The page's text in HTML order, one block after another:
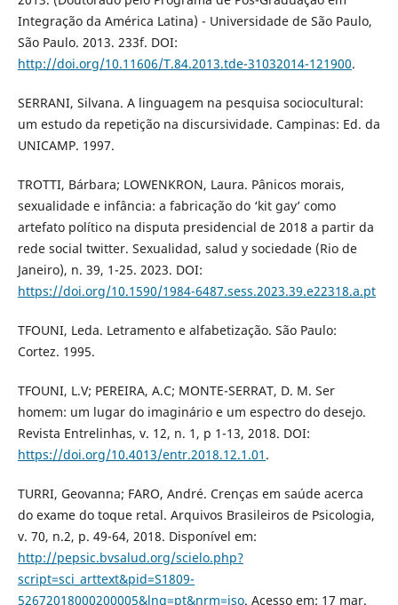
Integração da América Latina) - Universidade de São Paulo,
São Paulo. 2013. 233f. DOI:
http://doi.org/10.11606/T.84.2013.tde-31032014-121900.
SERRANI, Silvana. A linguagem na pesquisa sociocultural:
um estudo da repetição na discursividade. Campinas: Ed. da
UNICAMP. 1997.
TROTTI, Bárbara; LOWENKRON, Laura. Pânicos morais,
sexualidade e infância: a fabricação do ‘kit gay’ como
artefato político na disputa presidencial de 2018 a partir da
rede social twitter. Sexualidad, salud y sociedade (Rio de
Janeiro), n. 39, 1-25. 2023. DOI:
https://doi.org/10.1590/1984-6487.sess.2023.39.e22318.a.pt
TFOUNI, Leda. Letramento e alfabetização. São Paulo:
Cortez. 1995.
TFOUNI, L.V; PEREIRA, A.C; MONTE-SERRAT, D. M. Ser
homem: um lugar do imaginário e um espectro do desejo.
Revista Entrelinhas, v. 12, n. 1, p 1-13, 2018. DOI:
https://doi.org/10.4013/entr.2018.12.1.01 .
TURRI, Geovanna; FARO, André. Crenças em saúde acerca
do exame do toque retal. Arquivos Brasileiros de Psicologia,
v. 70, n.2, p. 49-64, 2018. Disponível em:
http://pepsic.bvsalud.org/scielo.php?
script=sci_arttext&pid=S1809-
52672018000200005&lng=pt&nrm=iso. Acesso em: 17 mar.